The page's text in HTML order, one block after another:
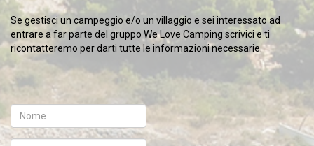
Se gestisci un campeggio e/o un villaggio e sei interessato ad
entrare a far parte del gruppo We Love Camping scrivici e ti
ricontatteremo per darti tutte le informazioni necessarie.